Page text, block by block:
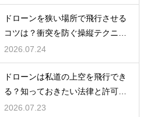
ドローンを狭い場所で飛行させる
コツは？衝突を防ぐ操縦テクニッ
クを解説
2026.07.24
ドローンは私道の上空を飛行でき
る？知っておきたい法律と許可の
ルール
2026.07.23